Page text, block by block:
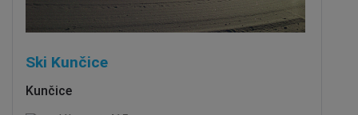
Ski Kunčice
Kunčice